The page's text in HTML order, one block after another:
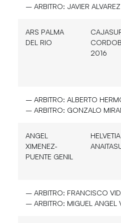
– ARBITRO: JAVIER
ARS PALMA
DEL RIO
2016
– ARBITRO: ALBERTO
– ARBITRO: GONZALO
ANGEL
XIMENEZ-
PUENTE GENIL
HELVETIA
– ARBITRO: FRANCISCO
– ARBITRO: MIGUEL ANGEL